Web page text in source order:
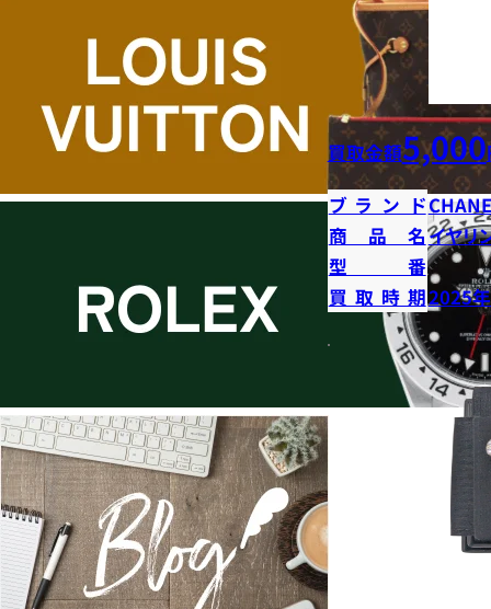
買取金額5,000
ブランド
商品名イヤリ
型番
買取時期2025